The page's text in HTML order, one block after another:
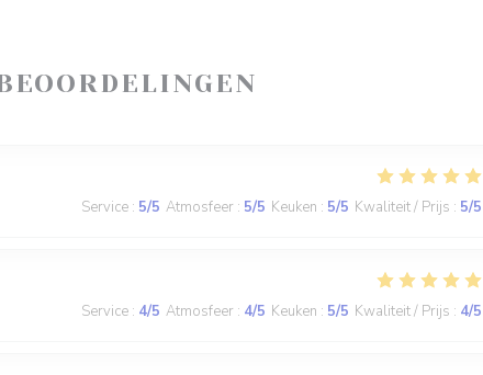
Service : 5/5 Atmosfeer : 5/5 Keuken : 5/5 Kwaliteit / Prijs : 5/5
Service : 4/5 Atmosfeer : 4/5 Keuken : 5/5 Kwaliteit / Prijs : 4/5